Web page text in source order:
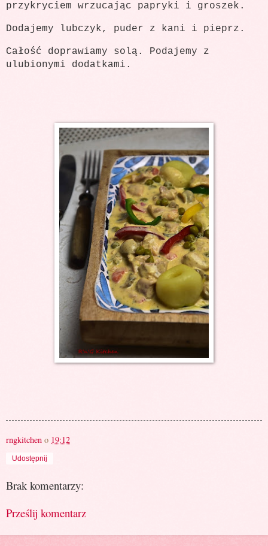
przykryciem wrzucając papryki i groszek.
Dodajemy lubczyk, puder z kani i pieprz.
Całość doprawiamy solą. Podajemy z
ulubionymi dodatkami.
rngkitchen o 19:12
Udostępnij
Brak komentarzy:
Prześlij komentarz